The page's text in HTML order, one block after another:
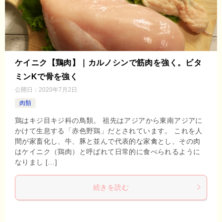
ケイニク【鶏肉】｜カルノシンで筋肉を強く。ビタ
ミンKで骨を強く
公開日： 2020年7月2日
肉類
鶏はキジ目キジ科の鳥類。 祖先はアジアから東南アジアに
かけて生息する「赤色野鶏」だとされています。 これを人
間が家畜化し、牛、豚と並んで代表的な家禽とし、その肉
はケイニク（鶏肉）と呼ばれて日常的に食べられるように
なりまし […]
続きを読む